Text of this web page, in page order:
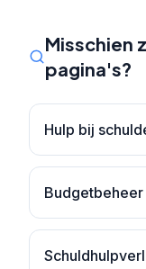
Misschien
pagina's?
Hulp bij
Budgetbeheer